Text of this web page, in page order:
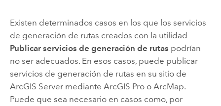
Existen determinados casos en los que los servicios
de generación de rutas creados con la utilidad
Publicar servicios de generación de rutas podrían
no ser adecuados. En esos casos, puede publicar
servicios de generación de rutas en su sitio de
ArcGIS Servermediante ArcGIS Proo ArcMap.
Puede que sea necesario en casos como, por